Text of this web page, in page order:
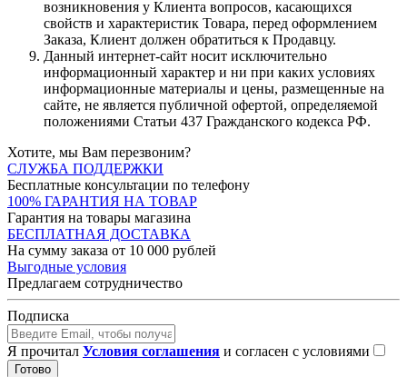
возникновения у Клиента вопросов, касающихся
свойств и характеристик Товара, перед оформлением
Заказа, Клиент должен обратиться к Продавцу.
Данный интернет-сайт носит исключительно
информационный характер и ни при каких условиях
информационные материалы и цены, размещенные на
сайте, не является публичной офертой, определяемой
положениями Статьи 437 Гражданского кодекса РФ.
Хотите, мы Вам перезвоним?
СЛУЖБА ПОДДЕРЖКИ
Бесплатные консультации по телефону
100% ГАРАНТИЯ НА ТОВАР
Гарантия на товары магазина
БЕСПЛАТНАЯ ДОСТАВКА
На сумму заказа от 10 000 рублей
Выгодные условия
Предлагаем сотрудничество
Подписка
Я прочитал Условия соглашения и согласен с условиями
Готово